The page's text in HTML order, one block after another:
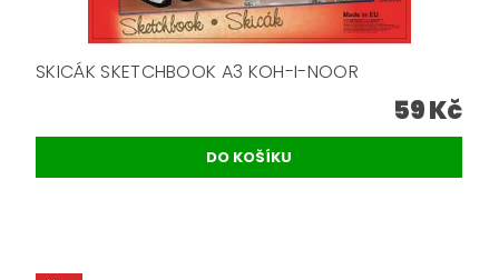
SKICÁK SKETCHBOOK A3 KOH-I-NOOR
59 Kč